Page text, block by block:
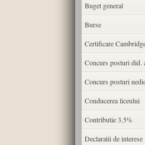
Buget general
Burse
Certificare
Concurs posturi did.
Concurs posturi
Conducerea liceului
Contributie 3.5%
Declaratii de interese